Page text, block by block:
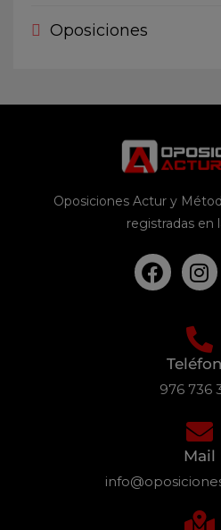
Oposiciones
Oposiciones Actur y
registradas en
976 736
Mail